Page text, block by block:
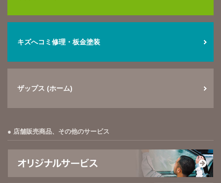
キズへコミ修理・板金塗装
ザップス (ホーム)
店舗販売商品、その他のサービス